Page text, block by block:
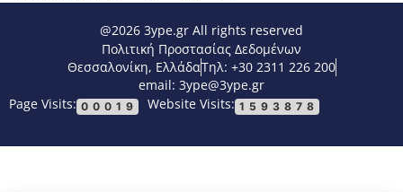
@2026 3ype.gr All rights reserved
Πολιτική Προστασίας Δεδομένων
Θεσσαλονίκη, ΕλλάδαΤηλ: +30 2311 226 200
email: 3ype@3ype.gr
Page Visits: 00019 Website Visits: 1593878